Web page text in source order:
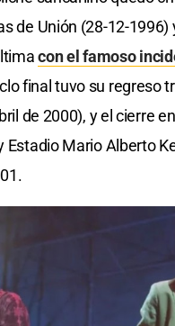
de Unión (28-12-1996)
con el famoso
final tuvo su regreso
de 2000), y el cierre
Estadio Mario Alberto